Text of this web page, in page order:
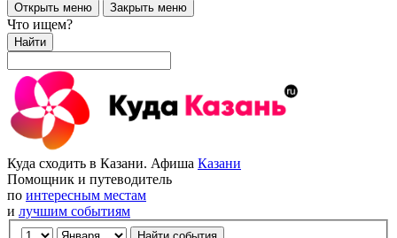
Открыть меню Закрыть меню
Что ищем?
Найти
Куда сходить в Казани. Афиша Казани
Помощник и путеводитель
по интересным местам
и лучшим событиям